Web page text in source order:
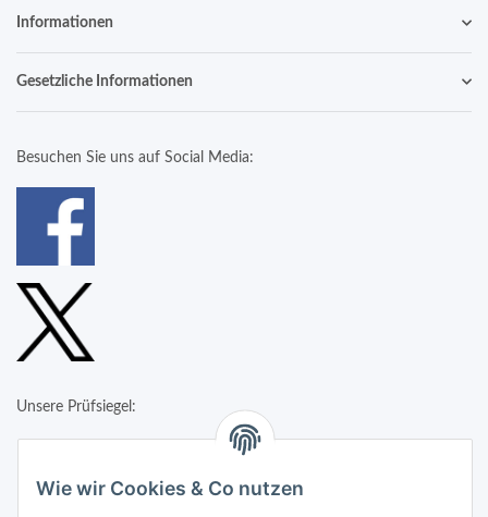
Informationen
Gesetzliche Informationen
Besuchen Sie uns auf Social Media:
Unsere Prüfsiegel:
Wie wir Cookies & Co nutzen